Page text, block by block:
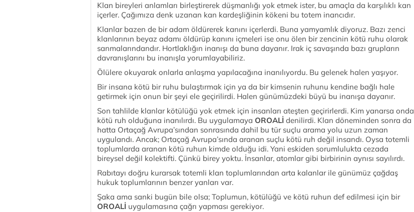
Klan bireyleri anlamları birleştirerek düşmanlığı yok etmek ister, bu amaçla da karşılıklı kan
içerler. Çağımıza denk uzanan kan kardeşliğinin kökeni bu totem inancıdır.
Klanlar bazen de bir adam öldürerek kanını içerlerdi. Buna yamyamlık diyoruz. Bazı zenci
klanlarının beyaz adamı öldürüp kanını içmeleri ise onu ölen bir zencinin kötü ruhu olarak
sanmalarındandır. Hortlaklığın inanışı da buna dayanır. Irak iç savaşında bazı grupların
davranışlarını bu inanışla yorumlayabiliriz.
Ölülere okuyarak onlarla anlaşma yapılacağına inanılıyordu. Bu gelenek halen yaşıyor.
Bir insana kötü bir ruhu bulaştırmak için ya da bir kimsenin ruhunu kendine bağlı hale
getirmek için onun bir şeyi ele geçirilirdi. Halen günümüzdeki büyü bu inanışa dayanır.
Son tahlilde klanlar kötülüğü yok etmek için insanları ateşten geçirirlerdi. Kim yanarsa onda
kötü ruh olduğuna inanılırdı. Bu uygulamaya OROALİ denilirdi. Klan döneminden sonra da
hatta Ortaçağ Avrupa’sından sonrasında dahil bu tür suçlu arama yolu uzun zaman
uygulandı. Ancak; Ortaçağ Avrupa’sında aranan suçlu kötü ruh değil insandı. Oysa totemli
toplumlarda aranan kötü ruhun kimde olduğu idi. Yani eskiden sorumlulukta cezada
bireysel değil kolektifti. Çünkü birey yoktu. İnsanlar, atomlar gibi birbirinin aynısı sayılırdı.
Rabıtayı doğru kurarsak totemli klan toplumlarından arta kalanlar ile günümüz çağdaş
hukuk toplumlarının benzer yanları var.
Şaka ama sanki bugün bile olsa; Toplumun, kötülüğü ve kötü ruhun def edilmesi için bir
OROALİ uygulamasına çağrı yapması gerekiyor.